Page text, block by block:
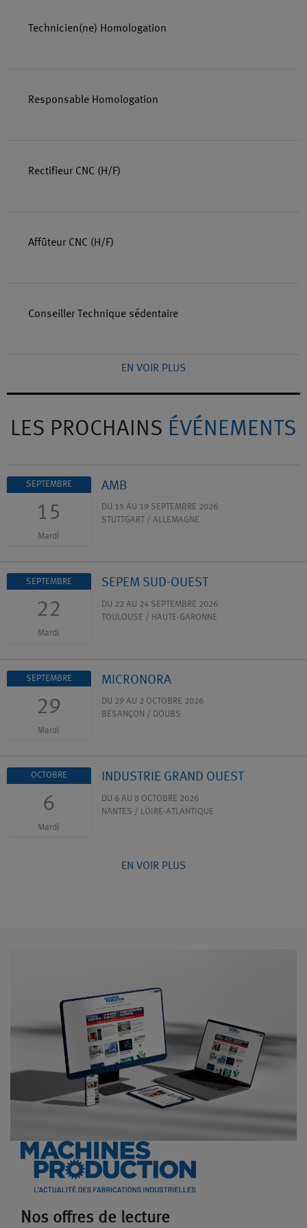
Technicien(ne) Homologation
Responsable Homologation
Rectifieur CNC (H/F)
Affûteur CNC (H/F)
Conseiller Technique sédentaire
EN VOIR PLUS
LES PROCHAINS ÉVÉNEMENTS
SEPTEMBRE
15
Mardi
AMB
DU 15 AU 19 SEPTEMBRE 2026
STUTTGART / ALLEMAGNE
SEPTEMBRE
22
Mardi
SEPEM SUD-OUEST
DU 22 AU 24 SEPTEMBRE 2026
TOULOUSE / HAUTE-GARONNE
SEPTEMBRE
29
Mardi
MICRONORA
DU 29 AU 2 OCTOBRE 2026
BESANÇON / DOUBS
OCTOBRE
6
Mardi
INDUSTRIE GRAND OUEST
DU 6 AU 8 OCTOBRE 2026
NANTES / LOIRE-ATLANTIQUE
EN VOIR PLUS
Nos offres de lecture